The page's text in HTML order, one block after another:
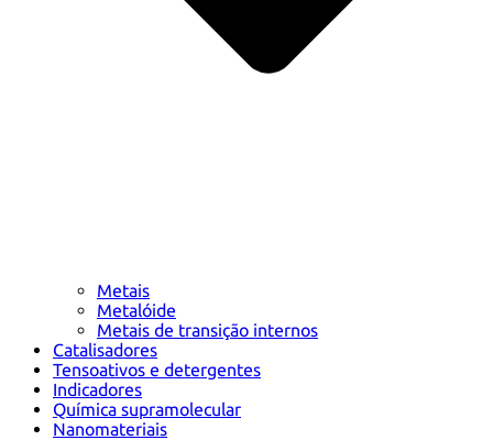
Metais
Metalóide
Metais de transição internos
Catalisadores
Tensoativos e detergentes
Indicadores
Química supramolecular
Nanomateriais